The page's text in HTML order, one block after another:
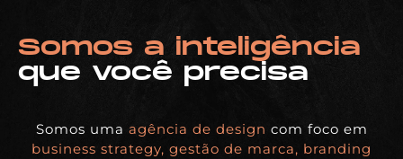
Somos a inteligência
que você precisa
Somos uma agência de design com foco em
business strategy, gestão de marca, branding